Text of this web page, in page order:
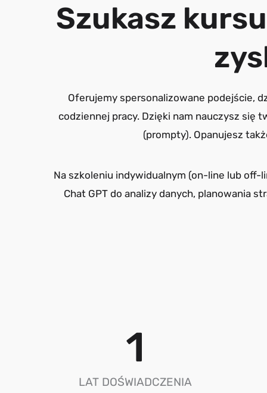
Szukasz
Oferujemy spersonalizowane podejście,
codziennej pracy. Dzięki nam nauczysz się
(prompty). Opanujesz
Na szkoleniu indywidualnym (on-line lub
Chat GPT do analizy danych, planowania
LAT DOŚWIADCZENIA
1